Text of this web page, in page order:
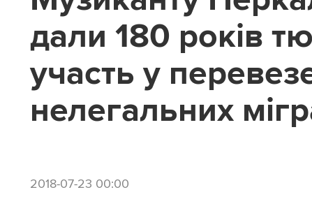
дали 180 років
участь у
нелегальних
2018-07-23 00:00